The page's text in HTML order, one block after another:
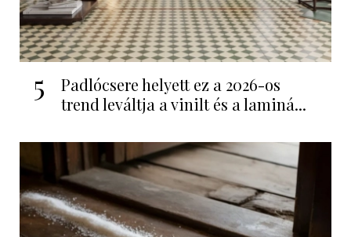
5
Padlócsere helyett ez a 2026-os
trend leváltja a vinilt és a laminá...